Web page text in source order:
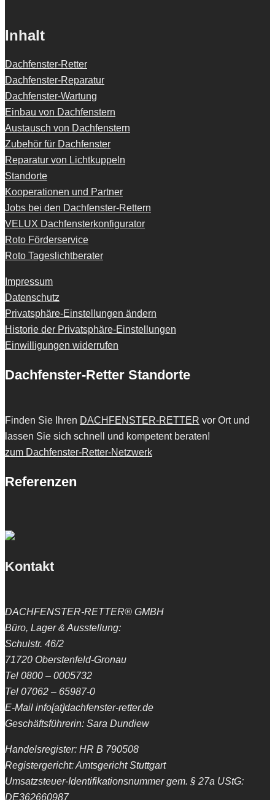
Inhalt
Dachfenster-Retter
Dachfenster-Reparatur
Dachfenster-Wartung
Einbau von Dachfenstern
Austausch von Dachfenstern
Zubehör für Dachfenster
Reparatur von Lichtkuppeln
Standorte
Kooperationen und Partner
Jobs bei den Dachfenster-Rettern
VELUX Dachfensterkonfigurator
Roto Förderservice
Roto Tageslichtberater
Impressum
Datenschutz
Privatsphäre-Einstellungen ändern
Historie der Privatsphäre-Einstellungen
Einwilligungen widerrufen
Dachfenster-Retter Standorte
Finden Sie Ihren DACHFENSTER-RETTER vor Ort und
lassen Sie sich schnell und kompetent beraten!
zum Dachfenster-Retter-Netzwerk
Referenzen
Kontakt
DACHFENSTER-RETTER® GMBH
Büro, Lager & Ausstellung:
Schulstr. 46/2
71720 Oberstenfeld-Gronau
Tel 0800 – 0005732
Tel 07062 – 65987-0
E-Mail info[at]dachfenster-retter.de
Geschäftsführerin: Sara Dundiew
Handelsregister: HR B 790508
Registergericht: Amtsgericht Stuttgart
Umsatzsteuer-Identifikationsnummer gem. § 27a UStG:
DE362660987